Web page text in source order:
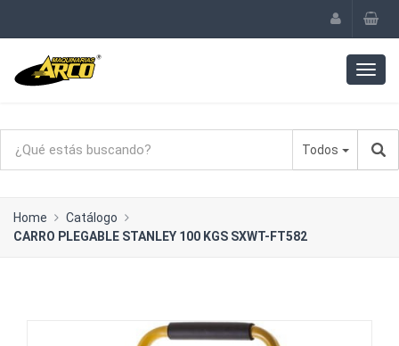
Todos
Home
Catálogo
CARRO PLEGABLE STANLEY 100 KGS SXWT-FT582